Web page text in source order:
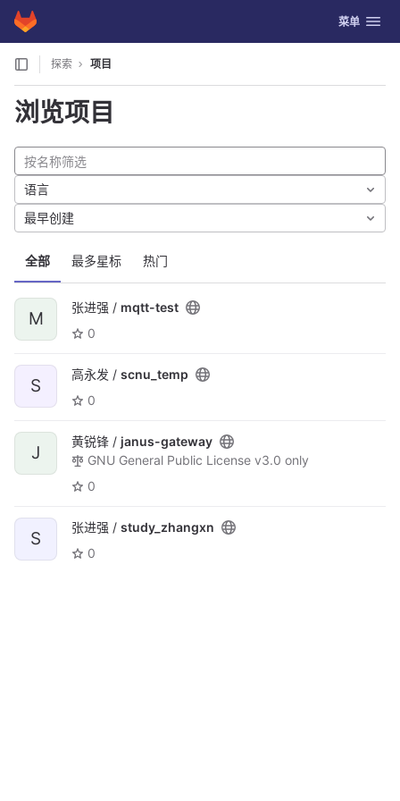
Skip to content
GitLab 切换导航
菜单
探索 项目
浏览项目
全部 最多星标 热门
语言
最早创建
M
张进强 / mqtt-test
0
S
高永发 / scnu_temp
0
J
黄锐锋 / janus-gateway
GNU General Public License v3.0 only
0
S
张进强 / study_zhangxn
0